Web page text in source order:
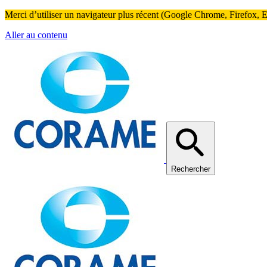
Merci d’utiliser un navigateur plus récent (Google Chrome, Firefox,
Aller au contenu
Rechercher